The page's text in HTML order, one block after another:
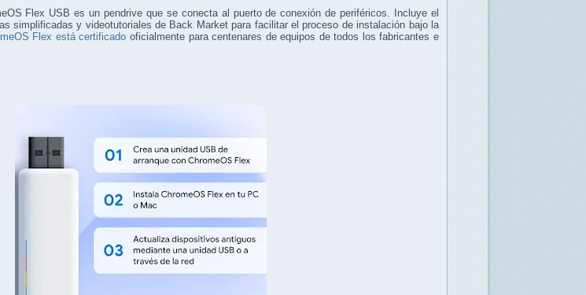
Flex USB es un pendrive que se conecta al puerto de conexión de periféricos. Incluye el
simplificadas y videotutoriales de Back Market para facilitar el proceso de instalación bajo la
Flex está certificado oficialmente para centenares de equipos de todos los fabricantes e